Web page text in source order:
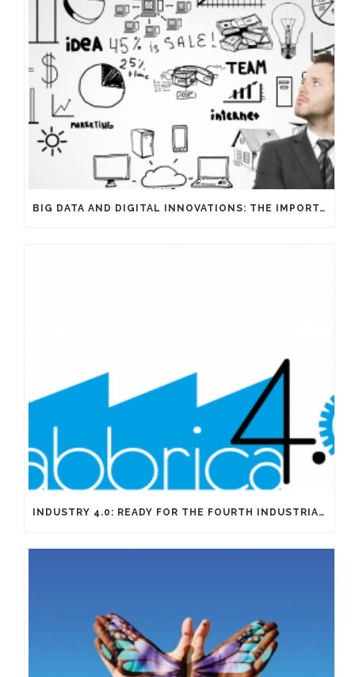
BIG DATA AND DIGITAL INNOVATIONS: THE IMPORTANCE OF HAVING EXPERTS ON YOUR SIDE
INDUSTRY 4.0: READY FOR THE FOURTH INDUSTRIAL REVOLUTION?